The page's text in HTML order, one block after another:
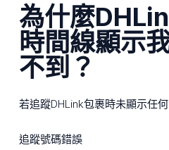
為什麼
時間線顯示
不到？
若追蹤DHLink包裹時未顯示任
追蹤號碼錯誤